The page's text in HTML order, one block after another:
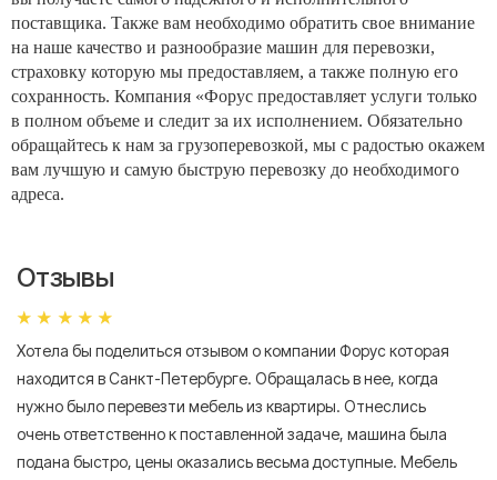
поставщика. Также вам необходимо обратить свое внимание
на наше качество и разнообразие машин для перевозки,
страховку которую мы предоставляем, а также полную его
сохранность. Компания «Форус предоставляет услуги только
в полном объеме и следит за их исполнением. Обязательно
обращайтесь к нам за грузоперевозкой, мы с радостью окажем
вам лучшую и самую быструю перевозку до необходимого
адреса.
Отзывы
Хотела бы поделиться отзывом о компании Форус которая
находится в Санкт-Петербурге. Обращалась в нее, когда
нужно было перевезти мебель из квартиры. Отнеслись
очень ответственно к поставленной задаче, машина была
подана быстро, цены оказались весьма доступные. Мебель